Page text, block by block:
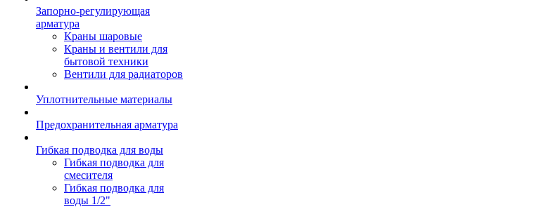
Запорно-регулирующая
арматура
Краны шаровые
Краны и вентили для
бытовой техники
Вентили для радиаторов
Уплотнительные материалы
Предохранительная арматура
Гибкая подводка для воды
Гибкая подводка для
смесителя
Гибкая подводка для
воды 1/2"